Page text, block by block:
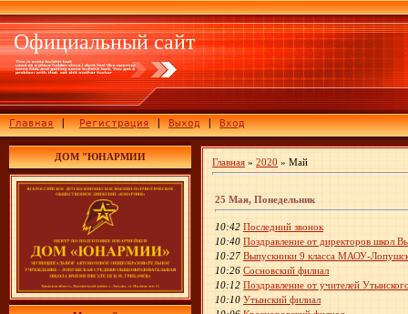
Официальный сайт
Главная |Регистрация|Выход|Вход
ДОМ "ЮНАРМИИ
Главная » 2020 » Май
25 Мая, Понедельник
10:42 Последний звонок
10:40 Поздравление от директоров школ
10:27 Выпускники 9 класса МАОУ-
10:26 Сосновский филиал
10:12 Поздравление от учителей
10:10 Утынский филиал